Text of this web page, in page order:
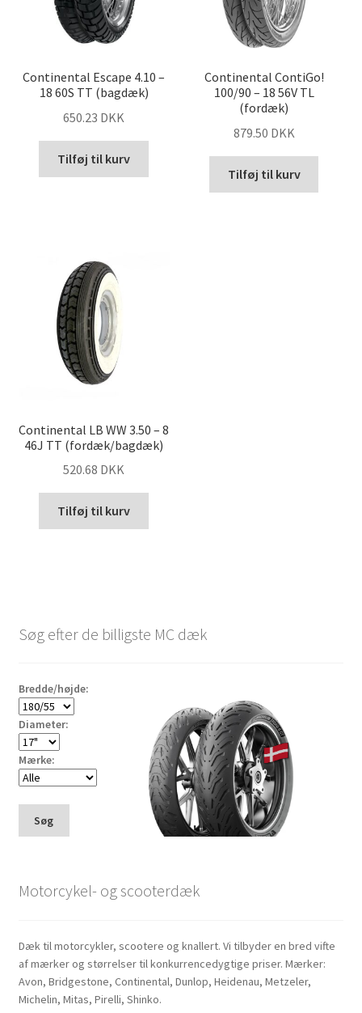
Continental Escape 4.10 –
18 60S TT (bagdæk)
650.23 DKK
Tilføj til kurv
Continental ContiGo!
100/90 – 18 56V TL
(fordæk)
879.50 DKK
Tilføj til kurv
Continental LB WW 3.50 – 8
46J TT (fordæk/bagdæk)
520.68 DKK
Tilføj til kurv
Søg efter de billigste MC dæk
Bredde/højde:
Diameter:
Mærke:
Søg
Motorcykel- og scooterdæk
Dæk til motorcykler, scootere og knallert. Vi tilbyder en bred vifte
af mærker og størrelser til konkurrencedygtige priser. Mærker:
Avon, Bridgestone, Continental, Dunlop, Heidenau, Metzeler,
Michelin, Mitas, Pirelli, Shinko.